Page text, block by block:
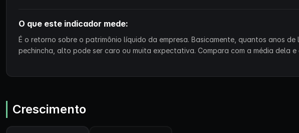
O que este indicador mede:
É o retorno sobre o patrimônio líquido da empresa. Basicamente, quantos anos
pechincha, alto pode ser caro ou muita expectativa. Compara com a média dela e
Crescimento